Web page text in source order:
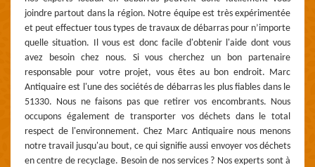
joindre partout dans la région. Notre équipe est très expérimentée
et peut effectuer tous types de travaux de débarras pour n’importe
quelle situation. Il vous est donc facile d'obtenir l'aide dont vous
avez besoin chez nous. Si vous cherchez un bon partenaire
responsable pour votre projet, vous êtes au bon endroit. Marc
Antiquaire est l'une des sociétés de débarras les plus fiables dans le
51330. Nous ne faisons pas que retirer vos encombrants. Nous
occupons également de transporter vos déchets dans le total
respect de l'environnement. Chez Marc Antiquaire nous menons
notre travail jusqu'au bout, ce qui signifie aussi envoyer vos déchets
en centre de recyclage. Besoin de nos services ? Nos experts sont à